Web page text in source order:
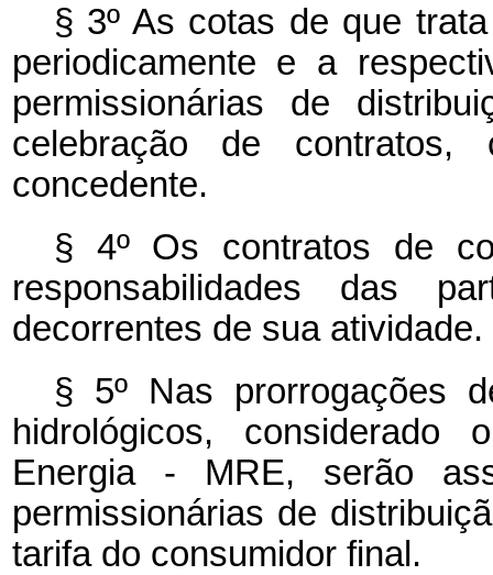
§ 3º As cotas de que
periodicamente e a
permissionárias de
celebração de contratos,
concedente.
§ 4º Os contratos de
responsabilidades das
decorrentes de sua atividade.
§ 5º Nas prorrogações
hidrológicos,
Energia - MRE, serão
permissionárias de
tarifa do consumidor final.